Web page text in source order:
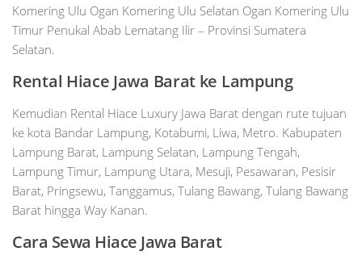
Komering Ulu Ogan Komering Ulu Selatan Ogan Komering Ulu
Timur Penukal Abab Lematang Ilir – Provinsi Sumatera
Selatan.
Rental Hiace Jawa Barat ke Lampung
Kemudian Rental Hiace Luxury Jawa Barat dengan rute tujuan
ke kota Bandar Lampung, Kotabumi, Liwa, Metro. Kabupaten
Lampung Barat, Lampung Selatan, Lampung Tengah,
Lampung Timur, Lampung Utara, Mesuji, Pesawaran, Pesisir
Barat, Pringsewu, Tanggamus, Tulang Bawang, Tulang Bawang
Barat hingga Way Kanan.
Cara Sewa Hiace Jawa Barat